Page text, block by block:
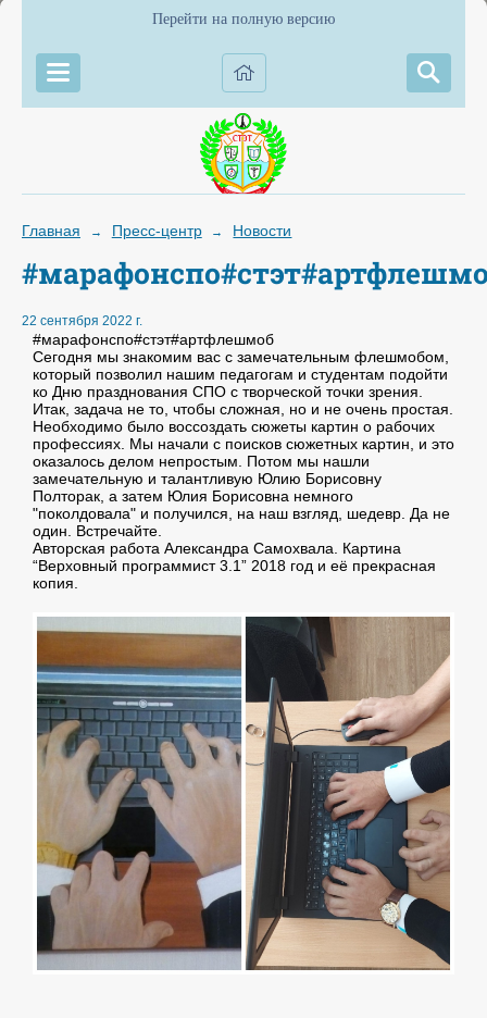
Перейти на полную версию
Главная → Пресс-центр → Новости
22 сентября 2022 г.
#марафонспо#стэт#артфлешмоб
Сегодня мы знакомим вас с замечательным флешмобом,
который позволил нашим педагогам и студентам подойти
ко Дню празднования СПО с творческой точки зрения.
Итак, задача не то, чтобы сложная, но и не очень простая.
Необходимо было воссоздать сюжеты картин о рабочих
профессиях. Мы начали с поисков сюжетных картин, и это
оказалось делом непростым. Потом мы нашли
замечательную и талантливую Юлию Борисовну
Полторак, а затем Юлия Борисовна немного
"поколдовала" и получился, на наш взгляд, шедевр. Да не
один. Встречайте.
Авторская работа Александра Самохвала. Картина
“Верховный программист 3.1” 2018 год и её прекрасная
копия.